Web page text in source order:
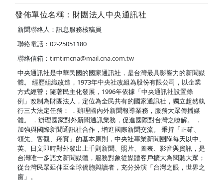
發佈單位名稱：財團法人中央通訊社
新聞聯絡人：訊息服務核稿員
聯絡電話：02-25051180
聯絡信箱： timtimcna@mail.cna.com.tw
中央通訊社是中華民國的國家通訊社，是台灣最具影響力的新聞媒
體。 經歷組織改造，1973年中央社改組為股份有限公司，以企業
方式經營；隨著民主化發展，1996年依據「中央通訊社設置條
例」改制為財團法人，定位為全民共有的國家通訊社，獨立超然執
行三大法定任務： ．辦理國內外新聞報導業務，服務大眾傳播媒
體。 ．辦理國家對外新聞通訊業務，促進國際對台灣之瞭解。 ．
加強與國際新聞通訊社合作，增進國際新聞交流。 秉持「正確、
領先、客觀、翔實」的基本原則，中央社專業新聞團隊每天以中、
英、日文即時對外發出上千則新聞、照片、圖表、影音與資訊，是
台灣唯一多語文新聞媒體，服務對象從媒體客戶擴大為閱聽大眾；
從台灣民眾延伸至全球僑胞與讀者，充分扮演「台灣之眼，世界之
窗」。